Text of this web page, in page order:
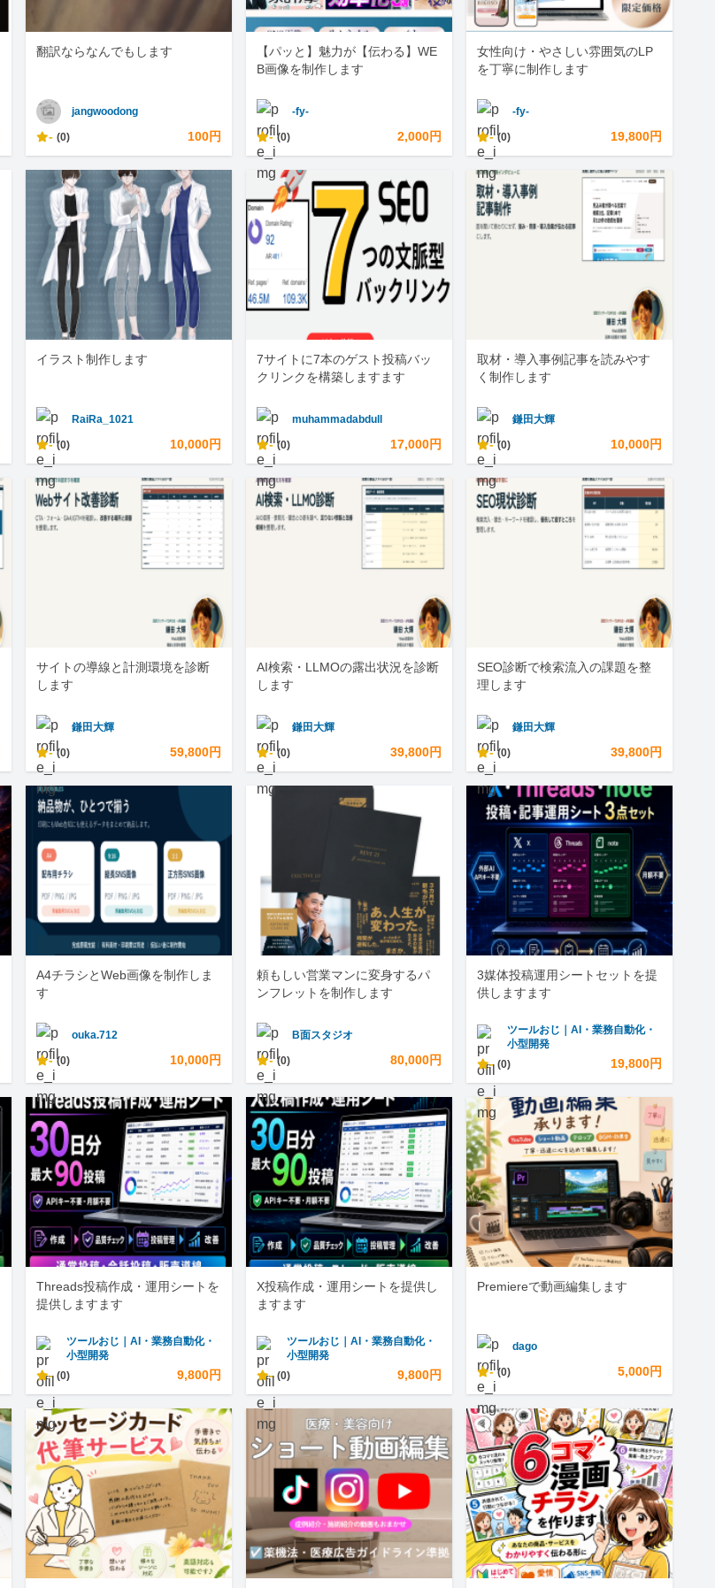
翻訳ならなんでもします
jangwoodong
- (0) 100円
【パッと】魅力が【伝わる】WE
B画像を制作します
-fy-
- (0) 2,000円
女性向け・やさしい雰囲気のLP
を丁寧に制作します
-fy-
- (0) 19,800円
イラスト制作します
RaiRa_1021
- (0) 10,000円
7サイトに7本のゲスト投稿バッ
クリンクを構築しますます
muhammadabdull
- (0) 17,000円
取材・導入事例記事を読みやす
く制作します
鎌田大輝
- (0) 10,000円
サイトの導線と計測環境を診断
します
鎌田大輝
- (0) 59,800円
AI検索・LLMOの露出状況を診断
します
鎌田大輝
- (0) 39,800円
SEO診断で検索流入の課題を整
理します
鎌田大輝
- (0) 39,800円
A4チラシとWeb画像を制作しま
す
ouka.712
- (0) 10,000円
頼もしい営業マンに変身するパ
ンフレットを制作します
B面スタジオ
- (0) 80,000円
3媒体投稿運用シートセットを提
供しますます
ツールおじ｜AI・業務自動化・
小型開発
- (0) 19,800円
Threads投稿作成・運用シートを
提供しますます
ツールおじ｜AI・業務自動化・
小型開発
- (0) 9,800円
X投稿作成・運用シートを提供し
ますます
ツールおじ｜AI・業務自動化・
小型開発
- (0) 9,800円
Premiereで動画編集します
dago
- (0) 5,000円